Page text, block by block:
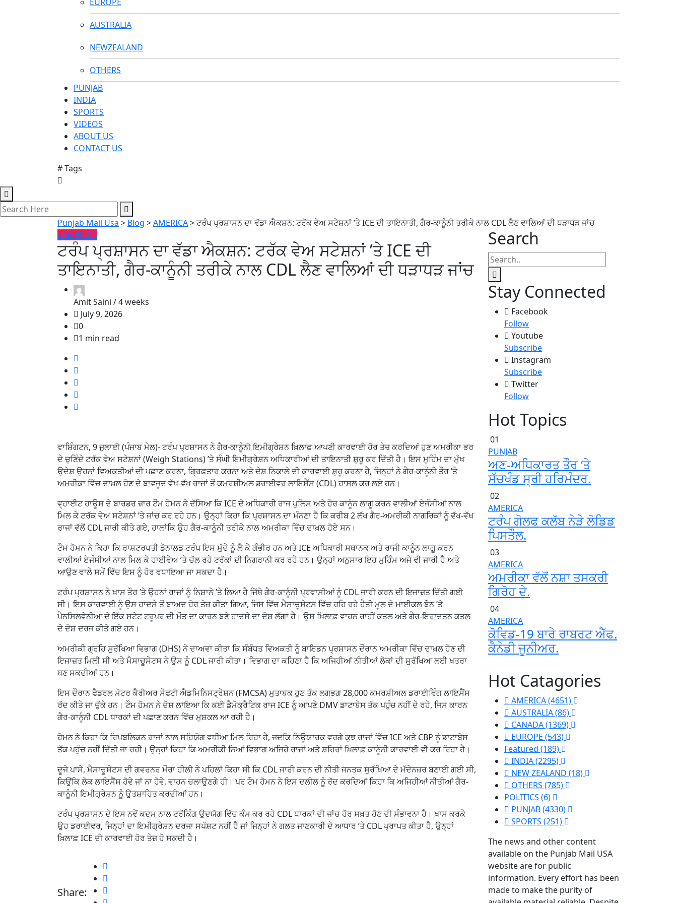
AUSTRALIA
NEWZEALAND
OTHERS
PUNJAB
INDIA
SPORTS
VIDEOS
ABOUT US
CONTACT US
# Tags
Punjab Mail Usa > Blog >AMERICA>ਟਰੰਪ ਪ੍ਰਸ਼ਾਸਨ ਦਾ ਵੱਡਾ ਐਕਸ਼ਨ: ਟਰੱਕ ਵੇਅ ਸਟੇਸ਼ਨਾਂ ’ਤੇ ICE ਦੀ ਤਾਇਨਾਤੀ, ਗੈਰ-ਕਾਨੂੰਨੀ ਤਰੀਕੇ ਨਾਲ CDL ਲੈਣ ਵਾਲਿਆਂ ਦੀ ਧੜਾਧੜ ਜਾਂਚ
#AMERICA
ਟਰੰਪ ਪ੍ਰਸ਼ਾਸਨ ਦਾ ਵੱਡਾ ਐਕਸ਼ਨ: ਟਰੱਕ ਵੇਅ ਸਟੇਸ਼ਨਾਂ ’ਤੇ ICE ਦੀ
ਤਾਇਨਾਤੀ, ਗੈਰ-ਕਾਨੂੰਨੀ ਤਰੀਕੇ ਨਾਲ CDL ਲੈਣ ਵਾਲਿਆਂ ਦੀ ਧੜਾਧੜ ਜਾਂਚ
Amit Saini /4 weeks
July 9, 2026
0
1 min read
ਵਾਸ਼ਿੰਗਟਨ, 9 ਜੁਲਾਈ (ਪੰਜਾਬ ਮੇਲ)- ਟਰੰਪ ਪ੍ਰਸ਼ਾਸਨ ਨੇ ਗੈਰ-ਕਾਨੂੰਨੀ ਇਮੀਗ੍ਰੇਸ਼ਨ ਖ਼ਿਲਾਫ਼ ਆਪਣੀ ਕਾਰਵਾਈ ਹੋਰ ਤੇਜ਼ ਕਰਦਿਆਂ ਹੁਣ ਅਮਰੀਕਾ ਭਰ
ਦੇ ਚੁਣਿੰਦੇ ਟਰੱਕ ਵੇਅ ਸਟੇਸ਼ਨਾਂ (Weigh Stations) ’ਤੇ ਸੰਘੀ ਇਮੀਗ੍ਰੇਸ਼ਨ ਅਧਿਕਾਰੀਆਂ ਦੀ ਤਾਇਨਾਤੀ ਸ਼ੁਰੂ ਕਰ ਦਿੱਤੀ ਹੈ। ਇਸ ਮੁਹਿੰਮ ਦਾ ਮੁੱਖ
ਉਦੇਸ਼ ਉਹਨਾਂ ਵਿਅਕਤੀਆਂ ਦੀ ਪਛਾਣ ਕਰਨਾ, ਗ੍ਰਿਫ਼ਤਾਰ ਕਰਨਾ ਅਤੇ ਦੇਸ਼ ਨਿਕਾਲੇ ਦੀ ਕਾਰਵਾਈ ਸ਼ੁਰੂ ਕਰਨਾ ਹੈ, ਜਿਨ੍ਹਾਂ ਨੇ ਗੈਰ-ਕਾਨੂੰਨੀ ਤੌਰ ’ਤੇ
ਅਮਰੀਕਾ ਵਿੱਚ ਦਾਖ਼ਲ ਹੋਣ ਦੇ ਬਾਵਜੂਦ ਵੱਖ-ਵੱਖ ਰਾਜਾਂ ਤੋਂ ਕਮਰਸ਼ੀਅਲ ਡਰਾਈਵਰ ਲਾਇਸੈਂਸ (CDL) ਹਾਸਲ ਕਰ ਲਏ ਹਨ।
ਵ੍ਹਾਈਟ ਹਾਊਸ ਦੇ ਬਾਰਡਰ ਜ਼ਾਰ ਟੌਮ ਹੋਮਨ ਨੇ ਦੱਸਿਆ ਕਿ ICE ਦੇ ਅਧਿਕਾਰੀ ਰਾਜ ਪੁਲਿਸ ਅਤੇ ਹੋਰ ਕਾਨੂੰਨ ਲਾਗੂ ਕਰਨ ਵਾਲੀਆਂ ਏਜੰਸੀਆਂ ਨਾਲ
ਮਿਲ ਕੇ ਟਰੱਕ ਵੇਅ ਸਟੇਸ਼ਨਾਂ ’ਤੇ ਜਾਂਚ ਕਰ ਰਹੇ ਹਨ। ਉਨ੍ਹਾਂ ਕਿਹਾ ਕਿ ਪ੍ਰਸ਼ਾਸਨ ਦਾ ਮੰਨਣਾ ਹੈ ਕਿ ਕਰੀਬ 2 ਲੱਖ ਗੈਰ-ਅਮਰੀਕੀ ਨਾਗਰਿਕਾਂ ਨੂੰ ਵੱਖ-ਵੱਖ
ਰਾਜਾਂ ਵੱਲੋਂ CDL ਜਾਰੀ ਕੀਤੇ ਗਏ, ਹਾਲਾਂਕਿ ਉਹ ਗੈਰ-ਕਾਨੂੰਨੀ ਤਰੀਕੇ ਨਾਲ ਅਮਰੀਕਾ ਵਿੱਚ ਦਾਖ਼ਲ ਹੋਏ ਸਨ।
ਟੌਮ ਹੋਮਨ ਨੇ ਕਿਹਾ ਕਿ ਰਾਸ਼ਟਰਪਤੀ ਡੋਨਾਲਡ ਟਰੰਪ ਇਸ ਮੁੱਦੇ ਨੂੰ ਲੈ ਕੇ ਗੰਭੀਰ ਹਨ ਅਤੇ ICE ਅਧਿਕਾਰੀ ਸਥਾਨਕ ਅਤੇ ਰਾਜੀ ਕਾਨੂੰਨ ਲਾਗੂ ਕਰਨ
ਵਾਲੀਆਂ ਏਜੰਸੀਆਂ ਨਾਲ ਮਿਲ ਕੇ ਹਾਈਵੇਅ ’ਤੇ ਚੱਲ ਰਹੇ ਟਰੱਕਾਂ ਦੀ ਨਿਗਰਾਨੀ ਕਰ ਰਹੇ ਹਨ। ਉਨ੍ਹਾਂ ਅਨੁਸਾਰ ਇਹ ਮੁਹਿੰਮ ਅਜੇ ਵੀ ਜਾਰੀ ਹੈ ਅਤੇ
ਆਉਣ ਵਾਲੇ ਸਮੇਂ ਵਿੱਚ ਇਸ ਨੂੰ ਹੋਰ ਵਧਾਇਆ ਜਾ ਸਕਦਾ ਹੈ।
ਟਰੰਪ ਪ੍ਰਸ਼ਾਸਨ ਨੇ ਖ਼ਾਸ ਤੌਰ ’ਤੇ ਉਹਨਾਂ ਰਾਜਾਂ ਨੂੰ ਨਿਸ਼ਾਨੇ ’ਤੇ ਲਿਆ ਹੈ ਜਿੱਥੇ ਗੈਰ-ਕਾਨੂੰਨੀ ਪ੍ਰਵਾਸੀਆਂ ਨੂੰ CDL ਜਾਰੀ ਕਰਨ ਦੀ ਇਜਾਜ਼ਤ ਦਿੱਤੀ ਗਈ
ਸੀ। ਇਸ ਕਾਰਵਾਈ ਨੂੰ ਉਸ ਹਾਦਸੇ ਤੋਂ ਬਾਅਦ ਹੋਰ ਤੇਜ਼ ਕੀਤਾ ਗਿਆ, ਜਿਸ ਵਿੱਚ ਮੈਸਾਚੂਸੇਟਸ ਵਿੱਚ ਰਹਿ ਰਹੇ ਹੈਤੀ ਮੂਲ ਦੇ ਮਾਈਕਲ ਬੌਨ ’ਤੇ
ਪੈਨਸਿਲਵੇਨੀਆ ਦੇ ਇੱਕ ਸਟੇਟ ਟਰੂਪਰ ਦੀ ਮੌਤ ਦਾ ਕਾਰਨ ਬਣੇ ਹਾਦਸੇ ਦਾ ਦੋਸ਼ ਲੱਗਾ ਹੈ। ਉਸ ਖ਼ਿਲਾਫ਼ ਵਾਹਨ ਰਾਹੀਂ ਕਤਲ ਅਤੇ ਗੈਰ-ਇਰਾਦਤਨ ਕਤਲ
ਦੇ ਦੋਸ਼ ਦਰਜ ਕੀਤੇ ਗਏ ਹਨ।
ਅਮਰੀਕੀ ਗ੍ਰਹਿ ਸੁਰੱਖਿਆ ਵਿਭਾਗ (DHS) ਨੇ ਦਾਅਵਾ ਕੀਤਾ ਕਿ ਸੰਬੰਧਤ ਵਿਅਕਤੀ ਨੂੰ ਬਾਇਡਨ ਪ੍ਰਸ਼ਾਸਨ ਦੌਰਾਨ ਅਮਰੀਕਾ ਵਿੱਚ ਦਾਖ਼ਲ ਹੋਣ ਦੀ
ਇਜਾਜ਼ਤ ਮਿਲੀ ਸੀ ਅਤੇ ਮੈਸਾਚੂਸੇਟਸ ਨੇ ਉਸ ਨੂੰ CDL ਜਾਰੀ ਕੀਤਾ। ਵਿਭਾਗ ਦਾ ਕਹਿਣਾ ਹੈ ਕਿ ਅਜਿਹੀਆਂ ਨੀਤੀਆਂ ਲੋਕਾਂ ਦੀ ਸੁਰੱਖਿਆ ਲਈ ਖ਼ਤਰਾ
ਬਣ ਸਕਦੀਆਂ ਹਨ।
ਇਸ ਦੌਰਾਨ ਫੈਡਰਲ ਮੋਟਰ ਕੈਰੀਅਰ ਸੇਫਟੀ ਐਡਮਿਨਿਸਟ੍ਰੇਸ਼ਨ (FMCSA) ਮੁਤਾਬਕ ਹੁਣ ਤੱਕ ਲਗਭਗ 28,000 ਕਮਰਸ਼ੀਅਲ ਡਰਾਈਵਿੰਗ ਲਾਇਸੈਂਸ
ਰੱਦ ਕੀਤੇ ਜਾ ਚੁੱਕੇ ਹਨ। ਟੌਮ ਹੋਮਨ ਨੇ ਦੋਸ਼ ਲਾਇਆ ਕਿ ਕਈ ਡੈਮੋਕ੍ਰੈਟਿਕ ਰਾਜ ICE ਨੂੰ ਆਪਣੇ DMV ਡਾਟਾਬੇਸ ਤੱਕ ਪਹੁੰਚ ਨਹੀਂ ਦੇ ਰਹੇ, ਜਿਸ ਕਾਰਨ
ਗੈਰ-ਕਾਨੂੰਨੀ CDL ਧਾਰਕਾਂ ਦੀ ਪਛਾਣ ਕਰਨ ਵਿੱਚ ਮੁਸ਼ਕਲ ਆ ਰਹੀ ਹੈ।
ਹੋਮਨ ਨੇ ਕਿਹਾ ਕਿ ਰਿਪਬਲਿਕਨ ਰਾਜਾਂ ਨਾਲ ਸਹਿਯੋਗ ਵਧੀਆ ਮਿਲ ਰਿਹਾ ਹੈ, ਜਦਕਿ ਨਿਊਯਾਰਕ ਵਰਗੇ ਕੁਝ ਰਾਜਾਂ ਵਿੱਚ ICE ਅਤੇ CBP ਨੂੰ ਡਾਟਾਬੇਸ
ਤੱਕ ਪਹੁੰਚ ਨਹੀਂ ਦਿੱਤੀ ਜਾ ਰਹੀ। ਉਨ੍ਹਾਂ ਕਿਹਾ ਕਿ ਅਮਰੀਕੀ ਨਿਆਂ ਵਿਭਾਗ ਅਜਿਹੇ ਰਾਜਾਂ ਅਤੇ ਸ਼ਹਿਰਾਂ ਖ਼ਿਲਾਫ਼ ਕਾਨੂੰਨੀ ਕਾਰਵਾਈ ਵੀ ਕਰ ਰਿਹਾ ਹੈ।
ਦੂਜੇ ਪਾਸੇ, ਮੈਸਾਚੂਸੇਟਸ ਦੀ ਗਵਰਨਰ ਮੌਰਾ ਹੀਲੀ ਨੇ ਪਹਿਲਾਂ ਕਿਹਾ ਸੀ ਕਿ CDL ਜਾਰੀ ਕਰਨ ਦੀ ਨੀਤੀ ਜਨਤਕ ਸੁਰੱਖਿਆ ਦੇ ਮੱਦੇਨਜ਼ਰ ਬਣਾਈ ਗਈ ਸੀ,
ਕਿਉਂਕਿ ਲੋਕ ਲਾਇਸੈਂਸ ਹੋਵੇ ਜਾਂ ਨਾ ਹੋਵੇ, ਵਾਹਨ ਚਲਾਉਣਗੇ ਹੀ। ਪਰ ਟੌਮ ਹੋਮਨ ਨੇ ਇਸ ਦਲੀਲ ਨੂੰ ਰੱਦ ਕਰਦਿਆਂ ਕਿਹਾ ਕਿ ਅਜਿਹੀਆਂ ਨੀਤੀਆਂ ਗੈਰ-
ਕਾਨੂੰਨੀ ਇਮੀਗ੍ਰੇਸ਼ਨ ਨੂੰ ਉਤਸ਼ਾਹਿਤ ਕਰਦੀਆਂ ਹਨ।
ਟਰੰਪ ਪ੍ਰਸ਼ਾਸਨ ਦੇ ਇਸ ਨਵੇਂ ਕਦਮ ਨਾਲ ਟਰੱਕਿੰਗ ਉਦਯੋਗ ਵਿੱਚ ਕੰਮ ਕਰ ਰਹੇ CDL ਧਾਰਕਾਂ ਦੀ ਜਾਂਚ ਹੋਰ ਸਖ਼ਤ ਹੋਣ ਦੀ ਸੰਭਾਵਨਾ ਹੈ। ਖ਼ਾਸ ਕਰਕੇ
ਉਹ ਡਰਾਈਵਰ, ਜਿਨ੍ਹਾਂ ਦਾ ਇਮੀਗ੍ਰੇਸ਼ਨ ਦਰਜਾ ਸਪੱਸ਼ਟ ਨਹੀਂ ਹੈ ਜਾਂ ਜਿਨ੍ਹਾਂ ਨੇ ਗਲਤ ਜਾਣਕਾਰੀ ਦੇ ਆਧਾਰ ’ਤੇ CDL ਪ੍ਰਾਪਤ ਕੀਤਾ ਹੈ, ਉਨ੍ਹਾਂ
ਖ਼ਿਲਾਫ਼ ICE ਦੀ ਕਾਰਵਾਈ ਹੋਰ ਤੇਜ਼ ਹੋ ਸਕਦੀ ਹੈ।
Share:
Search
Stay Connected
Facebook
Follow
Youtube
Subscribe
Instagram
Subscribe
Twitter
Follow
Hot Topics
01
PUNJAB
ਅਣ-ਅਧਿਕਾਰਤ ਤੌਰ ‘ਤੇ
ਸੱਚਖੰਡ ਸ੍ਰੀ ਹਰਿਮੰਦਰ.
02
AMERICA
ਟਰੰਪ ਗੋਲਫ ਕਲੱਬ ਨੇੜੇ ਲੋਡਿਡ
ਪਿਸਤੌਲ.
03
AMERICA
ਅਮਰੀਕਾ ਵੱਲੋਂ ਨਸ਼ਾ ਤਸਕਰੀ
ਗਿਰੋਹ ਦੇ.
04
AMERICA
ਕੋਵਿਡ-19 ਬਾਰੇ ਰਾਬਰਟ ਐੱਫ.
ਕੈਨੇਡੀ ਜੂਨੀਅਰ.
Hot Catagories
AMERICA(4651)
AUSTRALIA(86)
CANADA(1369)
EUROPE (543)
Featured (189)
INDIA(2295)
NEW ZEALAND (18)
OTHERS (785)
POLITICS (6)
PUNJAB(4330)
SPORTS (251)
The news and other content
available on the Punjab Mail USA
website are for public
information. Every effort has been
made to make the purity of